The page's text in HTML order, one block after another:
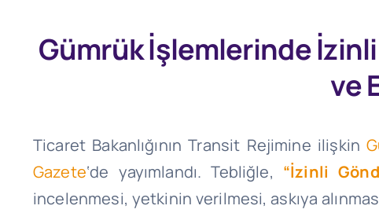
Gümrük İşlemlerinde
ve
Ticaret Bakanlığının Transit Rejimine ilişkin
Gazete‘de yayımlandı. Tebliğle, “İzinli
incelenmesi, yetkinin verilmesi, askıya